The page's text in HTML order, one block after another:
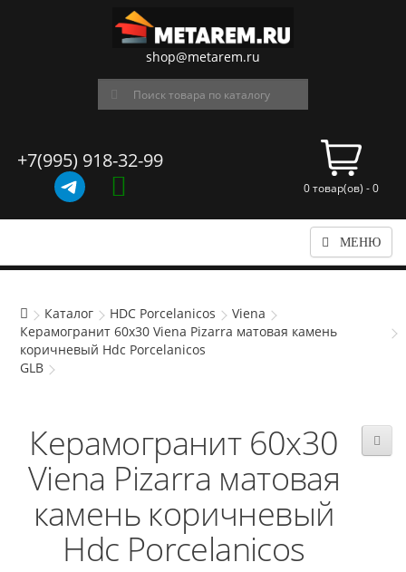
shop@metarem.ru
+7(995) 918-32-99
0 товар(ов) - 0
МЕНЮ
Каталог HDC Porcelanicos
Viena
Керамогранит 60x30 Viena Pizarra матовая камень
коричневый Hdc Porcelanicos
GLB
Керамогранит 60x30
Viena Pizarra матовая
камень коричневый
Hdc Porcelanicos